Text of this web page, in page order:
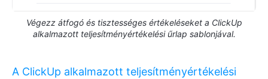
Végezz átfogó és tisztességes értékeléseket a ClickUp
alkalmazott teljesítményértékelési űrlap sablonjával.
A ClickUp alkalmazott teljesítményértékelési